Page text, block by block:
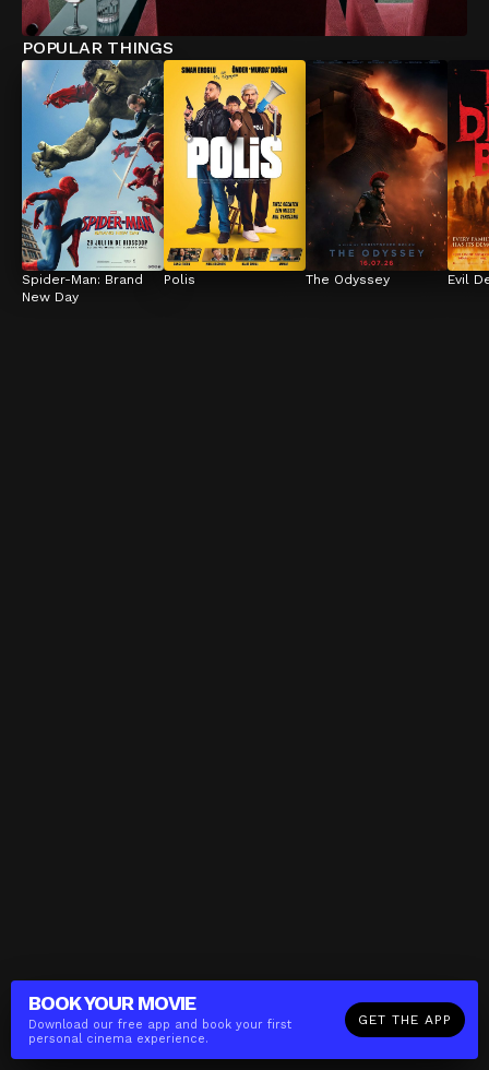
BOOK YOUR MOVIE
Download our free app and book your first
personal cinema experience.
GET THE APP
POPULAR THINGS
Spider-Man: Brand
New Day
Polis The Odyssey Evil